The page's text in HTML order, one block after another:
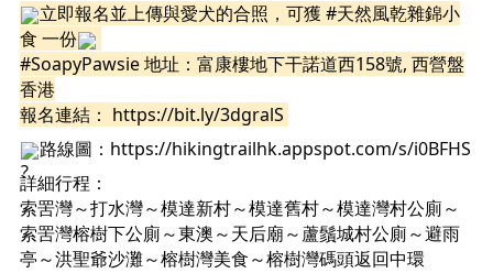
立即報名並上傳與愛犬的合照，可獲 #天然風乾雜錦小
食 一份
#SoapyPawsie 地址：富康樓地下干諾道西158號, 西營盤
香港
報名連結： https://bit.ly/3dgralS
路線圖： https://hikingtrailhk.appspot.com/s/i0BFHS
詳細行程：
索罟灣～打水灣～模達新村～模達舊村～模達灣村公廁～
索罟灣榕樹下公廁～東澳～天后廟～蘆鬚城村公廁～避雨
亭～洪聖爺沙灘～榕樹灣美食～榕樹灣碼頭返回中環